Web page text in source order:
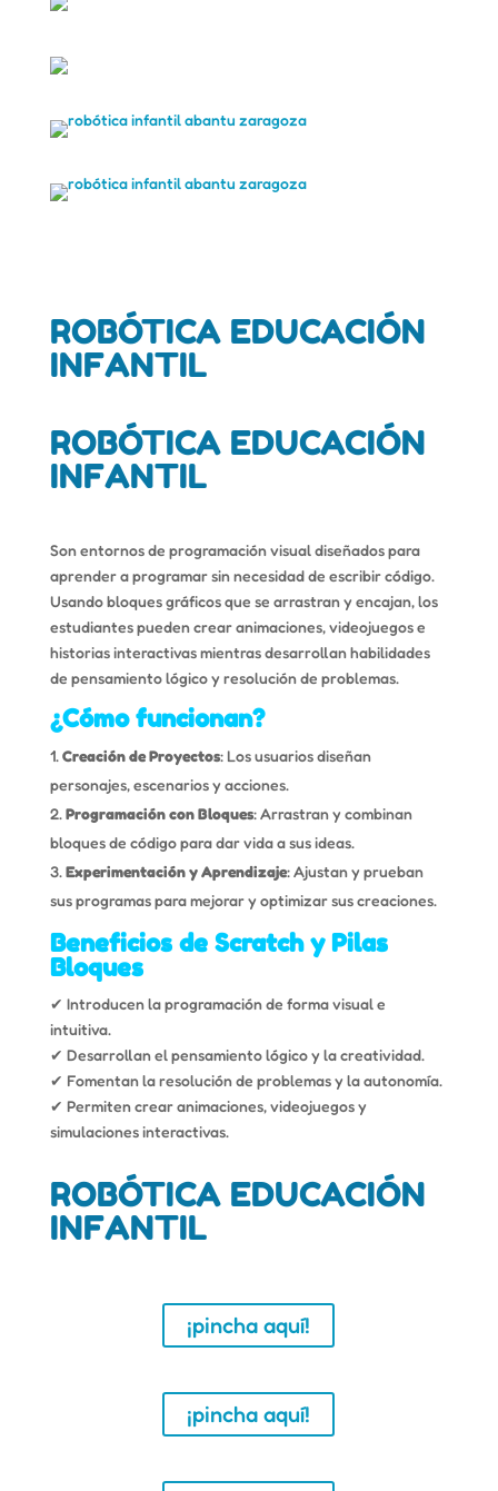
ROBÓTICA EDUCACIÓN
INFANTIL
ROBÓTICA EDUCACIÓN
INFANTIL
Son entornos de programación visual diseñados para
aprender a programar sin necesidad de escribir código.
Usando bloques gráficos que se arrastran y encajan, los
estudiantes pueden crear animaciones, videojuegos e
historias interactivas mientras desarrollan habilidades
de pensamiento lógico y resolución de problemas.
¿Cómo funcionan?
Creación de Proyectos: Los usuarios diseñan
personajes, escenarios y acciones.
Programación con Bloques: Arrastran y combinan
bloques de código para dar vida a sus ideas.
Experimentación y Aprendizaje: Ajustan y prueban
sus programas para mejorar y optimizar sus creaciones.
Beneficios de Scratch y Pilas
Bloques
✔ Introducen la programación de forma visual e
intuitiva.
✔ Desarrollan el pensamiento lógico y la creatividad.
✔ Fomentan la resolución de problemas y la autonomía.
✔ Permiten crear animaciones, videojuegos y
simulaciones interactivas.
ROBÓTICA EDUCACIÓN
INFANTIL
¡pincha aquí!
¡pincha aquí!